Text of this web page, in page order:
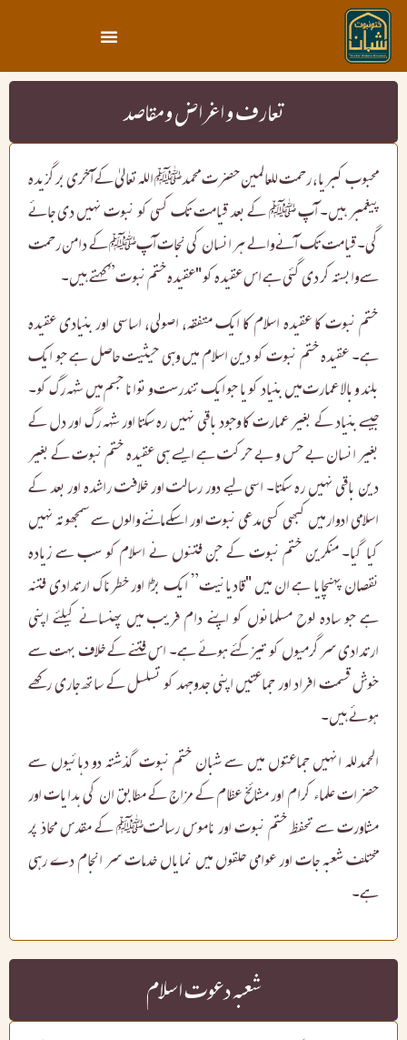
تعارف و اغراض و مقاصد
محبوب کبریا، رحمت للعالمین حضرت محمدﷺ اللہ تعالیٰ کے آخری برگزیدہ
پیغمبر ہیں۔ آپ ﷺ کے بعد قیامت تک کسی کو نبوت نہیں دی جائے
گی۔ قیامت تک آنے والے ہر انسان کی نجات آپﷺ کے دامن رحمت
سے وابستہ کر دی گئی ہے اس عقیدہ کو "عقیدہ ختم نبوت” کہتے ہیں۔
ختم نبوت کا عقیدہ اسلام کا ایک متفقہ، اصولی، اساسی اور بنیادی عقیدہ
ہے۔ عقیدہ ختم نبوت کو دین اسلام میں وہی حیثیت حاصل ہے جو ایک
بلند و بالا عمارت میں بنیاد کو یا جو ایک تندرست و توانا جسم میں شہہ رگ کو۔
جیسے بنیاد کے بغیر عمارت کا وجود باقی نہیں رہ سکتا اور شہہ رگ اور دل کے
بغیر انسان بے حس و بے حرکت ہے ایسے ہی عقیدہ ختم نبوت کے بغیر
دین باقی نہیں رہ سکتا۔ اسی لیے دور رسالت اور خلافت راشدہ اور بعد کے
اسلامی ادوار میں کبھی کسی مدعی نبوت اور اسکے ماننے والوں سے سمجھوتہ نہیں
کیا گیا۔ منکرین ختم نبوت کے جن فتنوں نے اسلام کو سب سے زیادہ
نقصان پہنچایا ہے ان میں "قادیانیت” ایک بڑا اور خطرناک ارتدادی فتنہ
ہے جو سادہ لوح مسلمانوں کو اپنے دام فریب میں پھنسانے کیلئے اپنی
ارتدادی سرگرمیوں کو تیز کئے ہوئے ہے۔ اس فتنے کے خلاف بہت سے
خوش قسمت افراد اور جماعتیں اپنی جدوجہد کو تسلسل کے ساتھ جاری رکھے
ہوئے ہیں۔
الحمدللہ انہیں جماعتوں میں سے شبان ختم نبوت گذشتہ دو دہائیوں سے
حضرات علماء کرام اور مشائخ عظام کے مزاج کے مطابق ان کی ہدایات اور
مشاورت سے تحفظ ختم نبوت اور ناموس رسالتﷺ کے مقدس محاذ پر
مختلف شعبہ جات اور عوامی حلقوں میں نمایاں خدمات سر انجام دے رہی
ہے۔
شعبہ دعوت اسلام